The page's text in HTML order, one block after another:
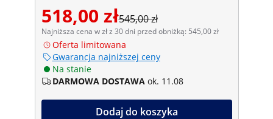
518,00 zł545,00 zł
Najniższa cena w zł z 30 dni przed obniżką: 545,00 zł
Oferta limitowana
Gwarancja najniższej ceny
Na stanie
DARMOWA DOSTAWA ok. 11.08
Dodaj do koszyka